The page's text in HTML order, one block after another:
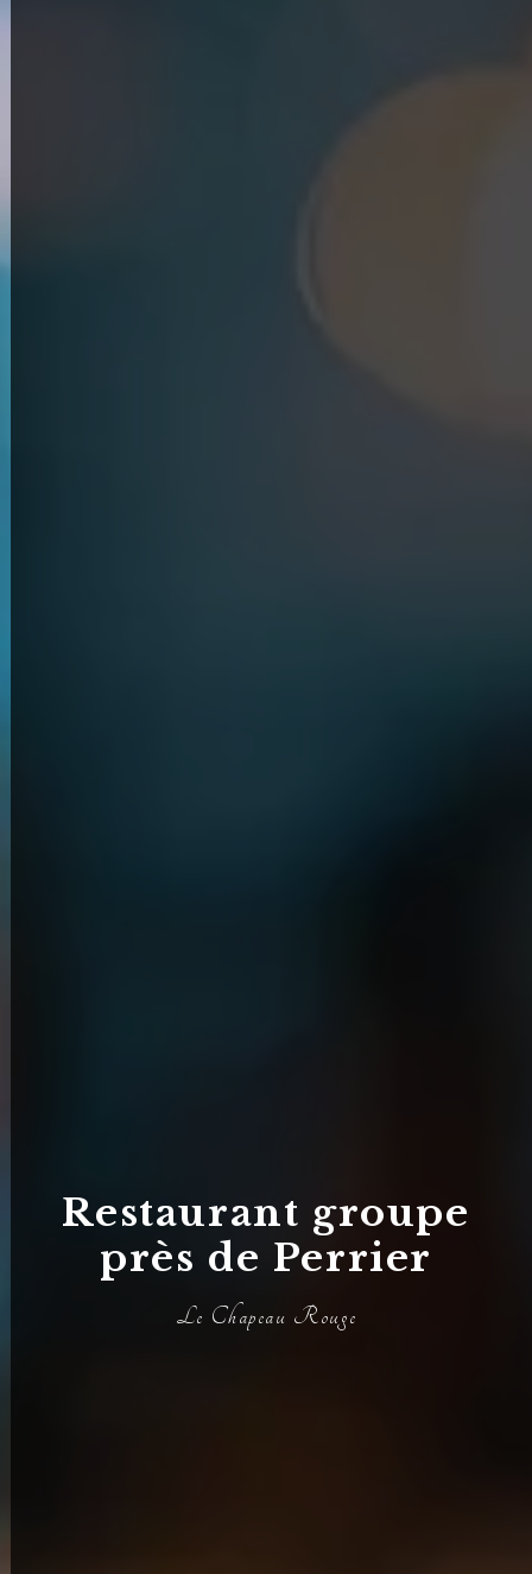
Restaurant groupe
près de Perrier
Le Chapeau Rouge